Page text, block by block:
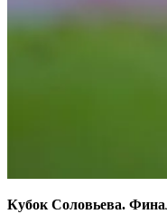
Кубок Соловьева.